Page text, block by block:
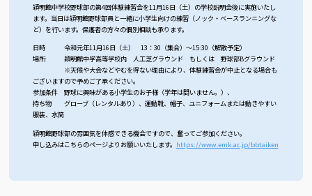
穎明館中学校野球部の第4回体験練習会を11月16日（土）の学校説明会後に実施いたし
ます。当日は穎明館野球部員と一緒に小学生向けの練習（ノック・ベースランニングな
ど）を行います。保護者の方々の個別相談も承ります。
日時 令和元年11月16日（土） 13：30（集合）～15:30（解散予定）
場所 穎明館中学高等学校内 人工芝グラウンド もしくは 野球部Bグラウンド
※天候や大会などやむを得ない理由により、体験練習会が中止となる場合も
ございますので予めご了承ください。
参加条件 野球に興味がある小学生のお子様（学年は問いません。）、
持ち物 グローブ（レンタルあり）、運動靴、帽子、ユニフォームまたは動きやすい
服装、水筒
穎明館野球部の雰囲気を体感できる機会ですので、奮ってご参加ください。
申し込みはこちらのページよりお願いいたします。 https://www.emk.ac.jp/bbtaiken